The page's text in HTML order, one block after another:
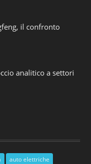
il confronto
analitico a settori
auto elettriche